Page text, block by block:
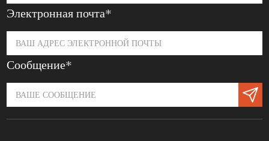
Электронная почта*
Сообщение*